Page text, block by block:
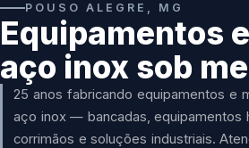
Soluções em inox sob
medida
25 anos fabricando
POUSO ALEGRE, MG
Equipamentos
aço inox sob
25 anos fabricando equipamentos e
aço inox — bancadas, equipamentos
corrimãos e soluções industriais.